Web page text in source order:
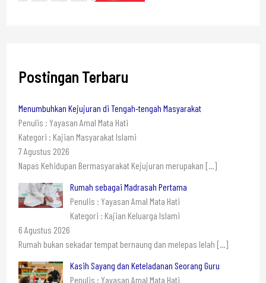
Postingan Terbaru
Menumbuhkan Kejujuran di Tengah-tengah Masyarakat
Penulis : Yayasan Amal Mata Hati
Kategori : Kajian Masyarakat Islami
7 Agustus 2026
Napas Kehidupan Bermasyarakat Kejujuran merupakan […]
Rumah sebagai Madrasah Pertama
Penulis : Yayasan Amal Mata Hati
Kategori : Kajian Keluarga Islami
6 Agustus 2026
Rumah bukan sekadar tempat bernaung dan melepas lelah […]
Kasih Sayang dan Keteladanan Seorang Guru
Penulis : Yayasan Amal Mata Hati